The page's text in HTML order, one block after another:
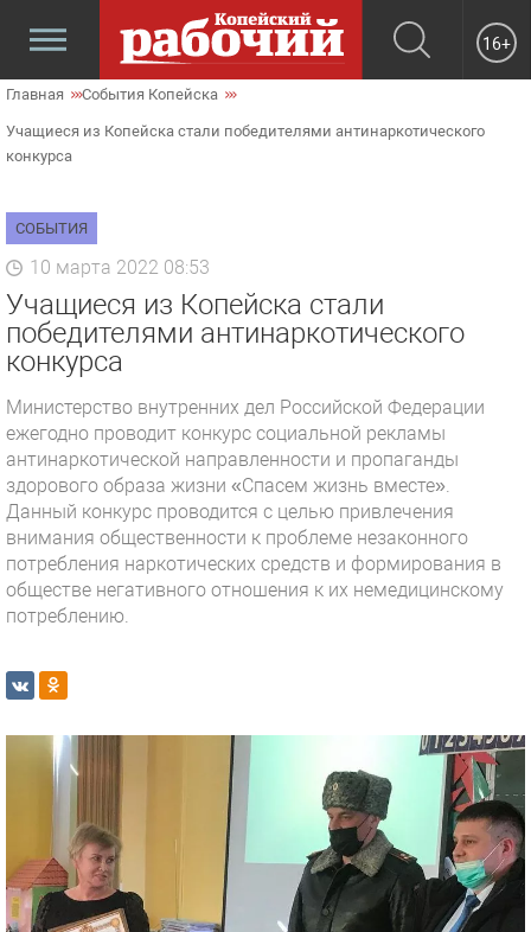
16+
Главная События Копейска
Учащиеся из Копейска стали победителями антинаркотического
конкурса
СОБЫТИЯ
10 марта 2022 08:53
Учащиеся из Копейска стали
победителями антинаркотического
конкурса
Министерство внутренних дел Российской Федерации
ежегодно проводит конкурс социальной рекламы
антинаркотической направленности и пропаганды
здорового образа жизни «Спасем жизнь вместе».
Данный конкурс проводится с целью привлечения
внимания общественности к проблеме незаконного
потребления наркотических средств и формирования в
обществе негативного отношения к их немедицинскому
потреблению.